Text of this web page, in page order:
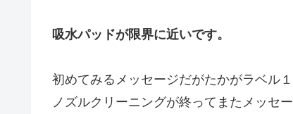
吸水パッドが限界に近いです。
初めてみるメッセージだがたかがラベル１
ノズルクリーニングが終ってまたメッセー